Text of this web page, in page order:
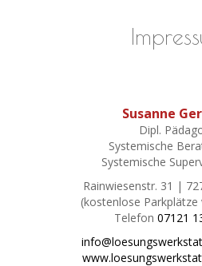
Susanne
Dipl.
Systemische
Systemische
Rainwiesenstr. 31 |
(kostenlose
Telefon 07121